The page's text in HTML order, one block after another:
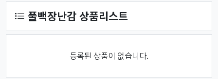
풀백장난감 상품리스트
등록된 상품이 없습니다.